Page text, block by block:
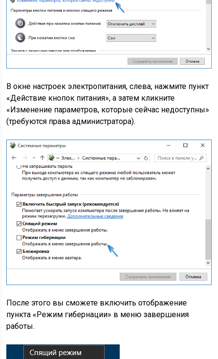
В окне настроек электропитания, слева, нажмите пункт
«Действие кнопок питания», а затем кликните
«Изменение параметров, которые сейчас недоступны»
(требуются права администратора).
После этого вы сможете включить отображение
пункта «Режим гибернации» в меню завершения
работы.